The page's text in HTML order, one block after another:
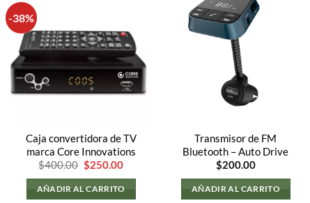
-38%
Caja convertidora de TV
marca Core Innovations
$400.00 El
precio
original
era:
$250.00El
actual
es:
AÑADIR AL CARRITO
Transmisor de FM
Bluetooth – Auto Drive
$200.00
AÑADIR AL CARRITO